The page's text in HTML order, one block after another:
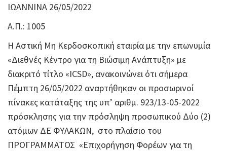
ΙΩΑΝΝΙΝΑ 26/05/2022
Α.Π.: 1005
Η Αστική Μη Κερδοσκοπική εταιρία με την επωνυμία
«Διεθνές Κέντρο για τη Βιώσιμη Ανάπτυξη» με
διακριτό τίτλο «ICSD», ανακοινώνει ότι σήμερα
Πέμπτη 26/05/2022 αναρτήθηκαν οι προσωρινοί
πίνακες κατάταξης της υπ’ αριθμ. 923/13-05-2022
πρόσκλησης για την πρόσληψη προσωπικού Δύο (2)
ατόμων ΔΕ ΦΥΛΑΚΩΝ, στο πλαίσιο του
ΠΡΟΓΡΑΜΜΑΤΟΣ «Επιχορήγηση Φορέων για τη